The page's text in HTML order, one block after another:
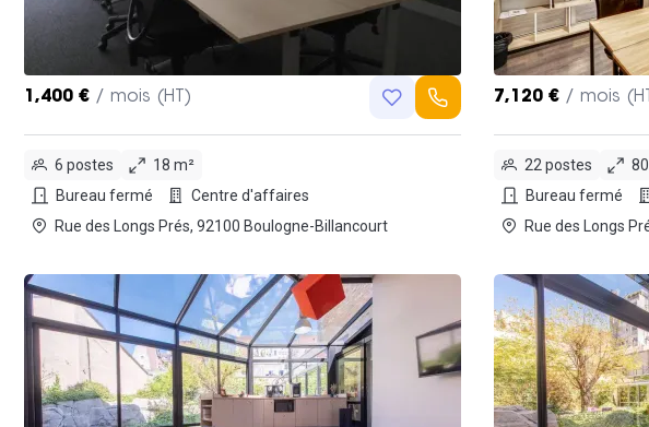
1,400 € / mois (HT)
6 postes
18 m²
Bureau fermé
Centre d'affaires
Rue des Longs Prés, 92100 Boulogne-Billancourt
7,120 € / mois
22 postes
Bureau fermé